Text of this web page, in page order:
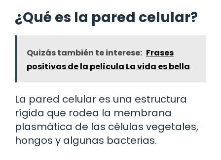
¿Qué es la pared celular?
Quizás también te interese: Frases
positivas de la película La vida es bella
La pared celular es una estructura
rígida que rodea la membrana
plasmática de las células vegetales,
hongos y algunas bacterias.